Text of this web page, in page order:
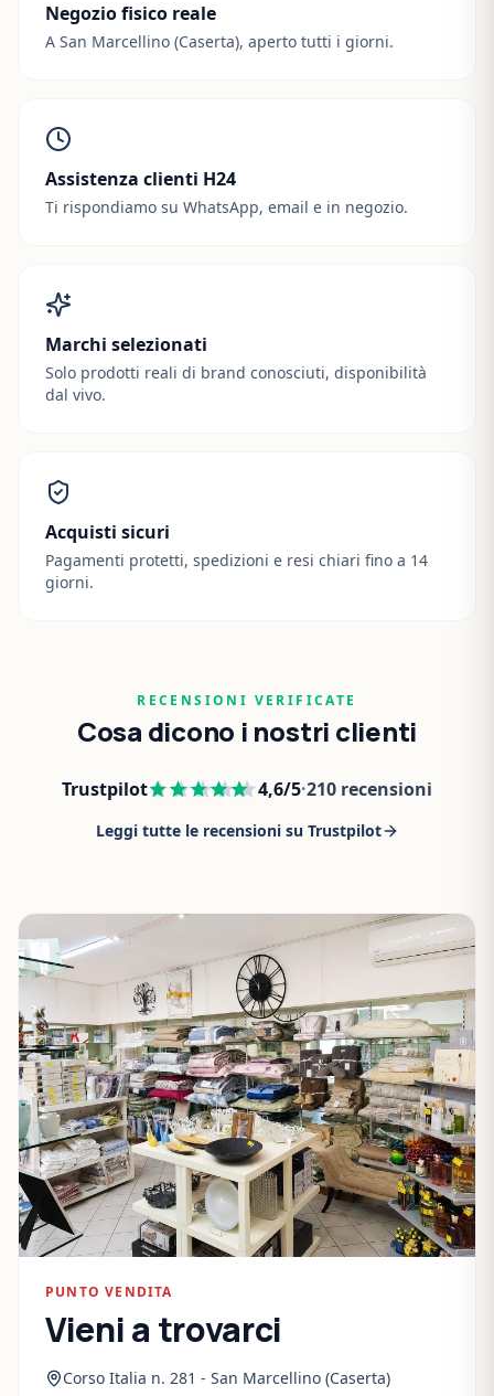
Negozio fisico reale
A San Marcellino (Caserta), aperto tutti i giorni.
Assistenza clienti H24
Ti rispondiamo su WhatsApp, email e in negozio.
Marchi selezionati
Solo prodotti reali di brand conosciuti, disponibilità
dal vivo.
Acquisti sicuri
Pagamenti protetti, spedizioni e resi chiari fino a 14
giorni.
RECENSIONI VERIFICATE
Cosa dicono i nostri clienti
Trustpilot 4,6/5·210 recensioni
Leggi tutte le recensioni su Trustpilot
PUNTO VENDITA
Vieni a trovarci
Corso Italia n. 281 - San Marcellino (Caserta)